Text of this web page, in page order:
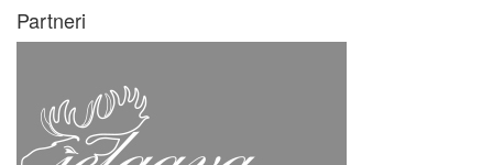
Partneri